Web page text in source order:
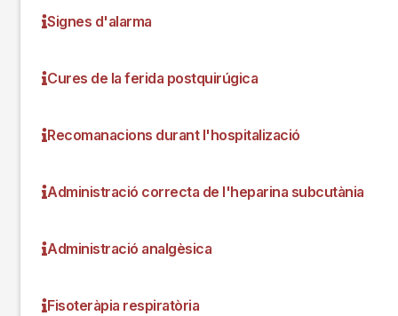
Signes d'alarma
Cures de la ferida postquirúgica
Recomanacions durant l'hospitalizació
Administració correcta de l'heparina subcutània
Administració analgèsica
Fisoteràpia respiratòria